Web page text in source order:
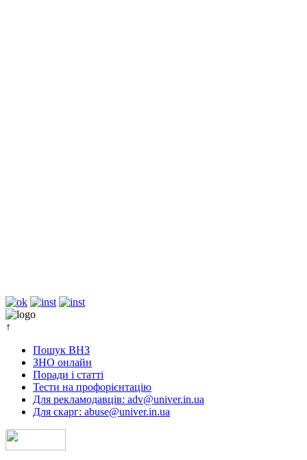
↑
Пошук ВНЗ
ЗНО онлайн
Поради і статті
Тести на профорієнтацію
Для рекламодавців: adv@univer.in.ua
Для скарг: abuse@univer.in.ua